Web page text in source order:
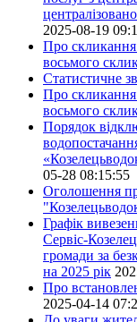
2025-08-19
Про скликання
восьмого
Статистичне
Про скликання
восьмого
Порядок
05-28 08:15:55
Оголошення
Графік
Сервіс-
громади за
на 2025 рік
Про
2025-04-14